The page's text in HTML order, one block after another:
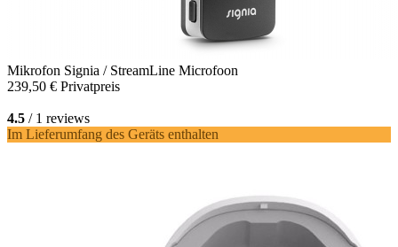
Mikrofon Signia / StreamLine Microfoon
239,50 € Privatpreis
4.5 / 1 reviews
Im Lieferumfang des Geräts enthalten